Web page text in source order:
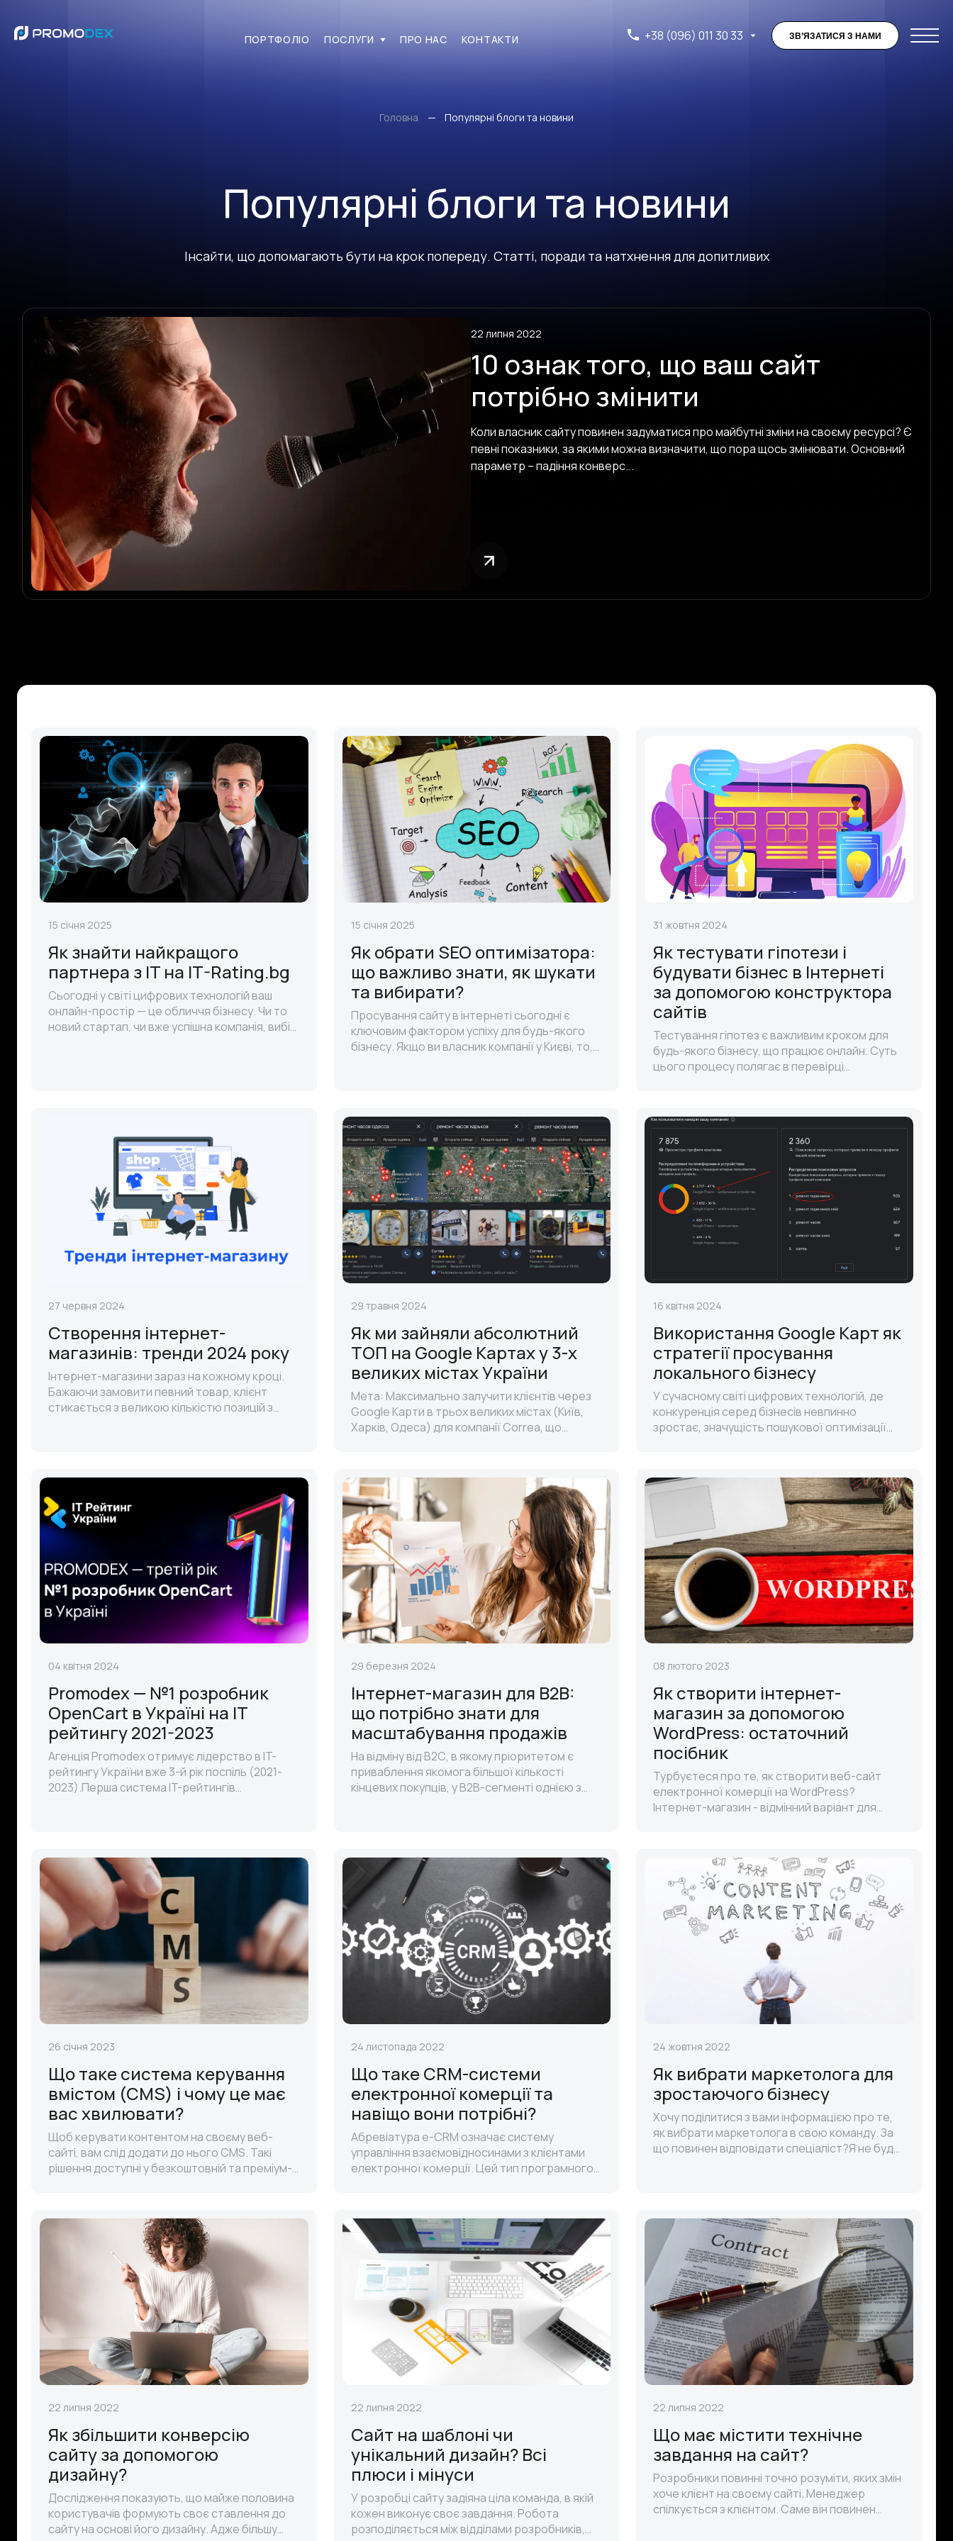
ПОРТФОЛІО
ПОСЛУГИ
ПРО НАС
КОНТАКТИ
+38 (096) 011 30 33 ЗВ’ЯЗАТИСЯ З НАМИ
Головна Популярні блоги та новини
Популярні блоги та новини
Інсайти, що допомагають бути на крок попереду. Статті, поради та натхнення для допитливих
22 липня 2022
10 ознак того, що ваш сайт
потрібно змінити
Коли власник сайту повинен задуматися про майбутні зміни на своєму ресурсі? Є
певні показники, за якими можна визначити, що пора щось змінювати. Основний
параметр – падіння конверс...
15 січня 2025
Як знайти найкращого
партнера з IT на IT-Rating.bg
Сьогодні у світі цифрових технологій ваш
онлайн-простір — це обличчя бізнесу. Чи то
новий стартап, чи вже успішна компанія, вибір
15 січня 2025
Як обрати SEO оптимізатора:
що важливо знати, як шукати
та вибирати?
Просування сайту в інтернеті сьогодні є
ключовим фактором успіху для будь-якого
бізнесу. Якщо ви власник компанії у Києві, то,
31 жовтня 2024
Як тестувати гіпотези і
будувати бізнес в Інтернеті
за допомогою конструктора
сайтів
Тестування гіпотез є важливим кроком для
будь-якого бізнесу, що працює онлайн. Суть
цього процесу полягає в перевірці
27 червня 2024
Створення інтернет-
магазинів: тренди 2024 року
Інтернет-магазини зараз на кожному кроці.
Бажаючи замовити певний товар, клієнт
стикається з великою кількістю позицій з
29 травня 2024
Як ми зайняли абсолютний
ТОП на Google Картах у 3-х
великих містах України
Мета: Максимально залучити клієнтів через
Google Карти в трьох великих містах (Київ,
Харків, Одеса) для компанії Correa, що
16 квітня 2024
Використання Google Карт як
стратегії просування
локального бізнесу
У сучасному світі цифрових технологій, де
конкуренція серед бізнесів невпинно
зростає, значущість пошукової оптимізації
неза..
04 квітня 2024
Promodex — №1 розробник
OpenCart в Українi на IT
рейтингу 2021-2023
Агенція Promodex отримує лідерство в IT-
рейтингу України вже 3-й рік поспіль (2021-
2023).Перша система IT-рейтингів
29 березня 2024
Інтернет-магазин для B2B:
що потрібно знати для
масштабування продажів
На відміну від В2С, в якому пріоритетом є
приваблення якомога більшої кількості
кінцевих покупців, у В2В-сегменті однією з
08 лютого 2023
Як створити інтернет-
магазин за допомогою
WordPress: остаточний
посібник
Турбуєтеся про те, як створити веб-сайт
електронної комерції на WordPress?
Інтернет-магазин - відмінний варіант для
26 січня 2023
Що таке система керування
вмістом (CMS) і чому це має
вас хвилювати?
Щоб керувати контентом на своєму веб-
сайті, вам слід додати до нього CMS. Такі
рішення доступні у безкоштовній та преміум-
24 листопада 2022
Що таке CRM-системи
електронної комерції та
навіщо вони потрібні?
Абревіатура e-CRM означає систему
управління взаємовідносинами з клієнтами
електронної комерції. Цей тип програмного
клієнтами...
24 жовтня 2022
Як вибрати маркетолога для
зростаючого бізнесу
Хочу поділитися з вами інформацією про те,
як вибрати маркетолога в свою команду. За
що повинен відповідати спеціаліст?Я не буду
22 липня 2022
Як збільшити конверсію
сайту за допомогою
дизайну?
Дослідження показують, що майже половина
користувачів формують своє ставлення до
сайту на основі його дизайну. Адже більшу
22 липня 2022
Сайт на шаблоні чи
унікальний дизайн? Всі
плюси і мінуси
У розробці сайту задіяна ціла команда, в якій
кожен виконує своє завдання. Робота
розподіляється між відділами розробників,
22 липня 2022
Що має містити технічне
завдання на сайт?
Розробники повинні точно розуміти, яких змін
хоче клієнт на своєму сайті. Менеджер
спілкується з клієнтом. Саме він повинен